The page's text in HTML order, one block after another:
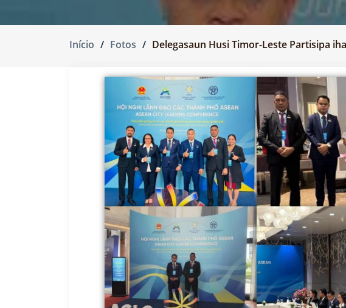
Início Fotos Delegasaun Husi Timor-Leste Partisipa